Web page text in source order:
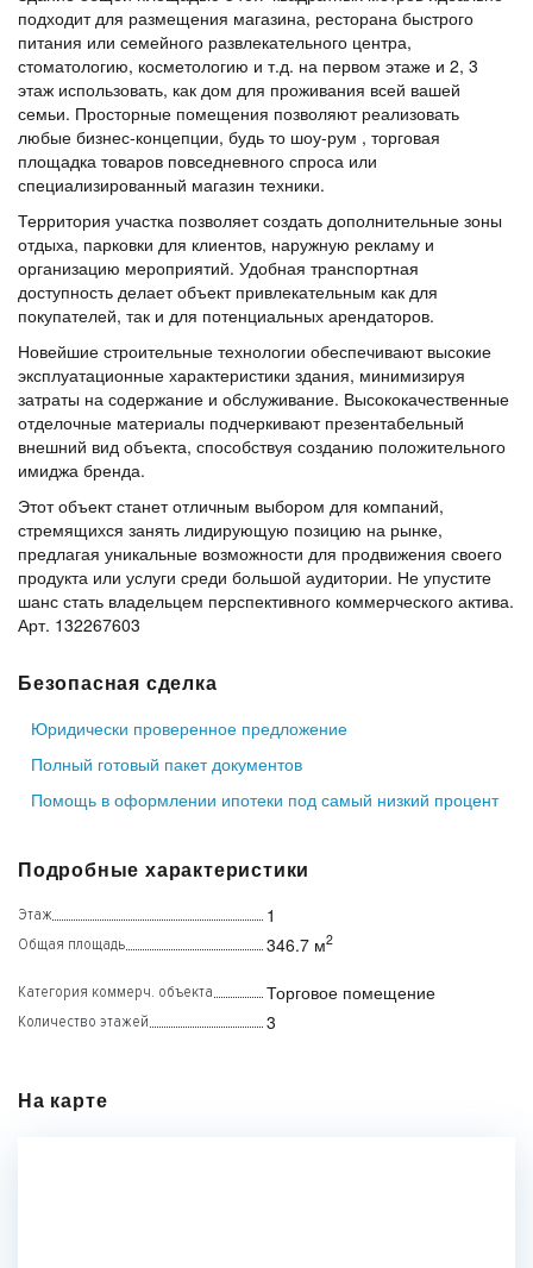
подходит для размещения магазина, ресторана быстрого
питания или семейного развлекательного центра,
стоматологию, косметологию и т.д. на первом этаже и 2, 3
этаж использовать, как дом для проживания всей вашей
семьи. Просторные помещения позволяют реализовать
любые бизнес-концепции, будь то шоу-рум , торговая
площадка товаров повседневного спроса или
специализированный магазин техники.
Территория участка позволяет создать дополнительные зоны
отдыха, парковки для клиентов, наружную рекламу и
организацию мероприятий. Удобная транспортная
доступность делает объект привлекательным как для
покупателей, так и для потенциальных арендаторов.
Новейшие строительные технологии обеспечивают высокие
эксплуатационные характеристики здания, минимизируя
затраты на содержание и обслуживание. Высококачественные
отделочные материалы подчеркивают презентабельный
внешний вид объекта, способствуя созданию положительного
имиджа бренда.
Этот объект станет отличным выбором для компаний,
стремящихся занять лидирующую позицию на рынке,
предлагая уникальные возможности для продвижения своего
продукта или услуги среди большой аудитории. Не упустите
шанс стать владельцем перспективного коммерческого актива.
Арт. 132267603
Безопасная сделка
Юридически проверенное предложение
Полный готовый пакет документов
Помощь в оформлении ипотеки под самый низкий процент
Подробные характеристики
Этаж 1
Общая площадь 346.7 м2
Категория коммерч. объекта Торговое помещение
Количество этажей 3
На карте